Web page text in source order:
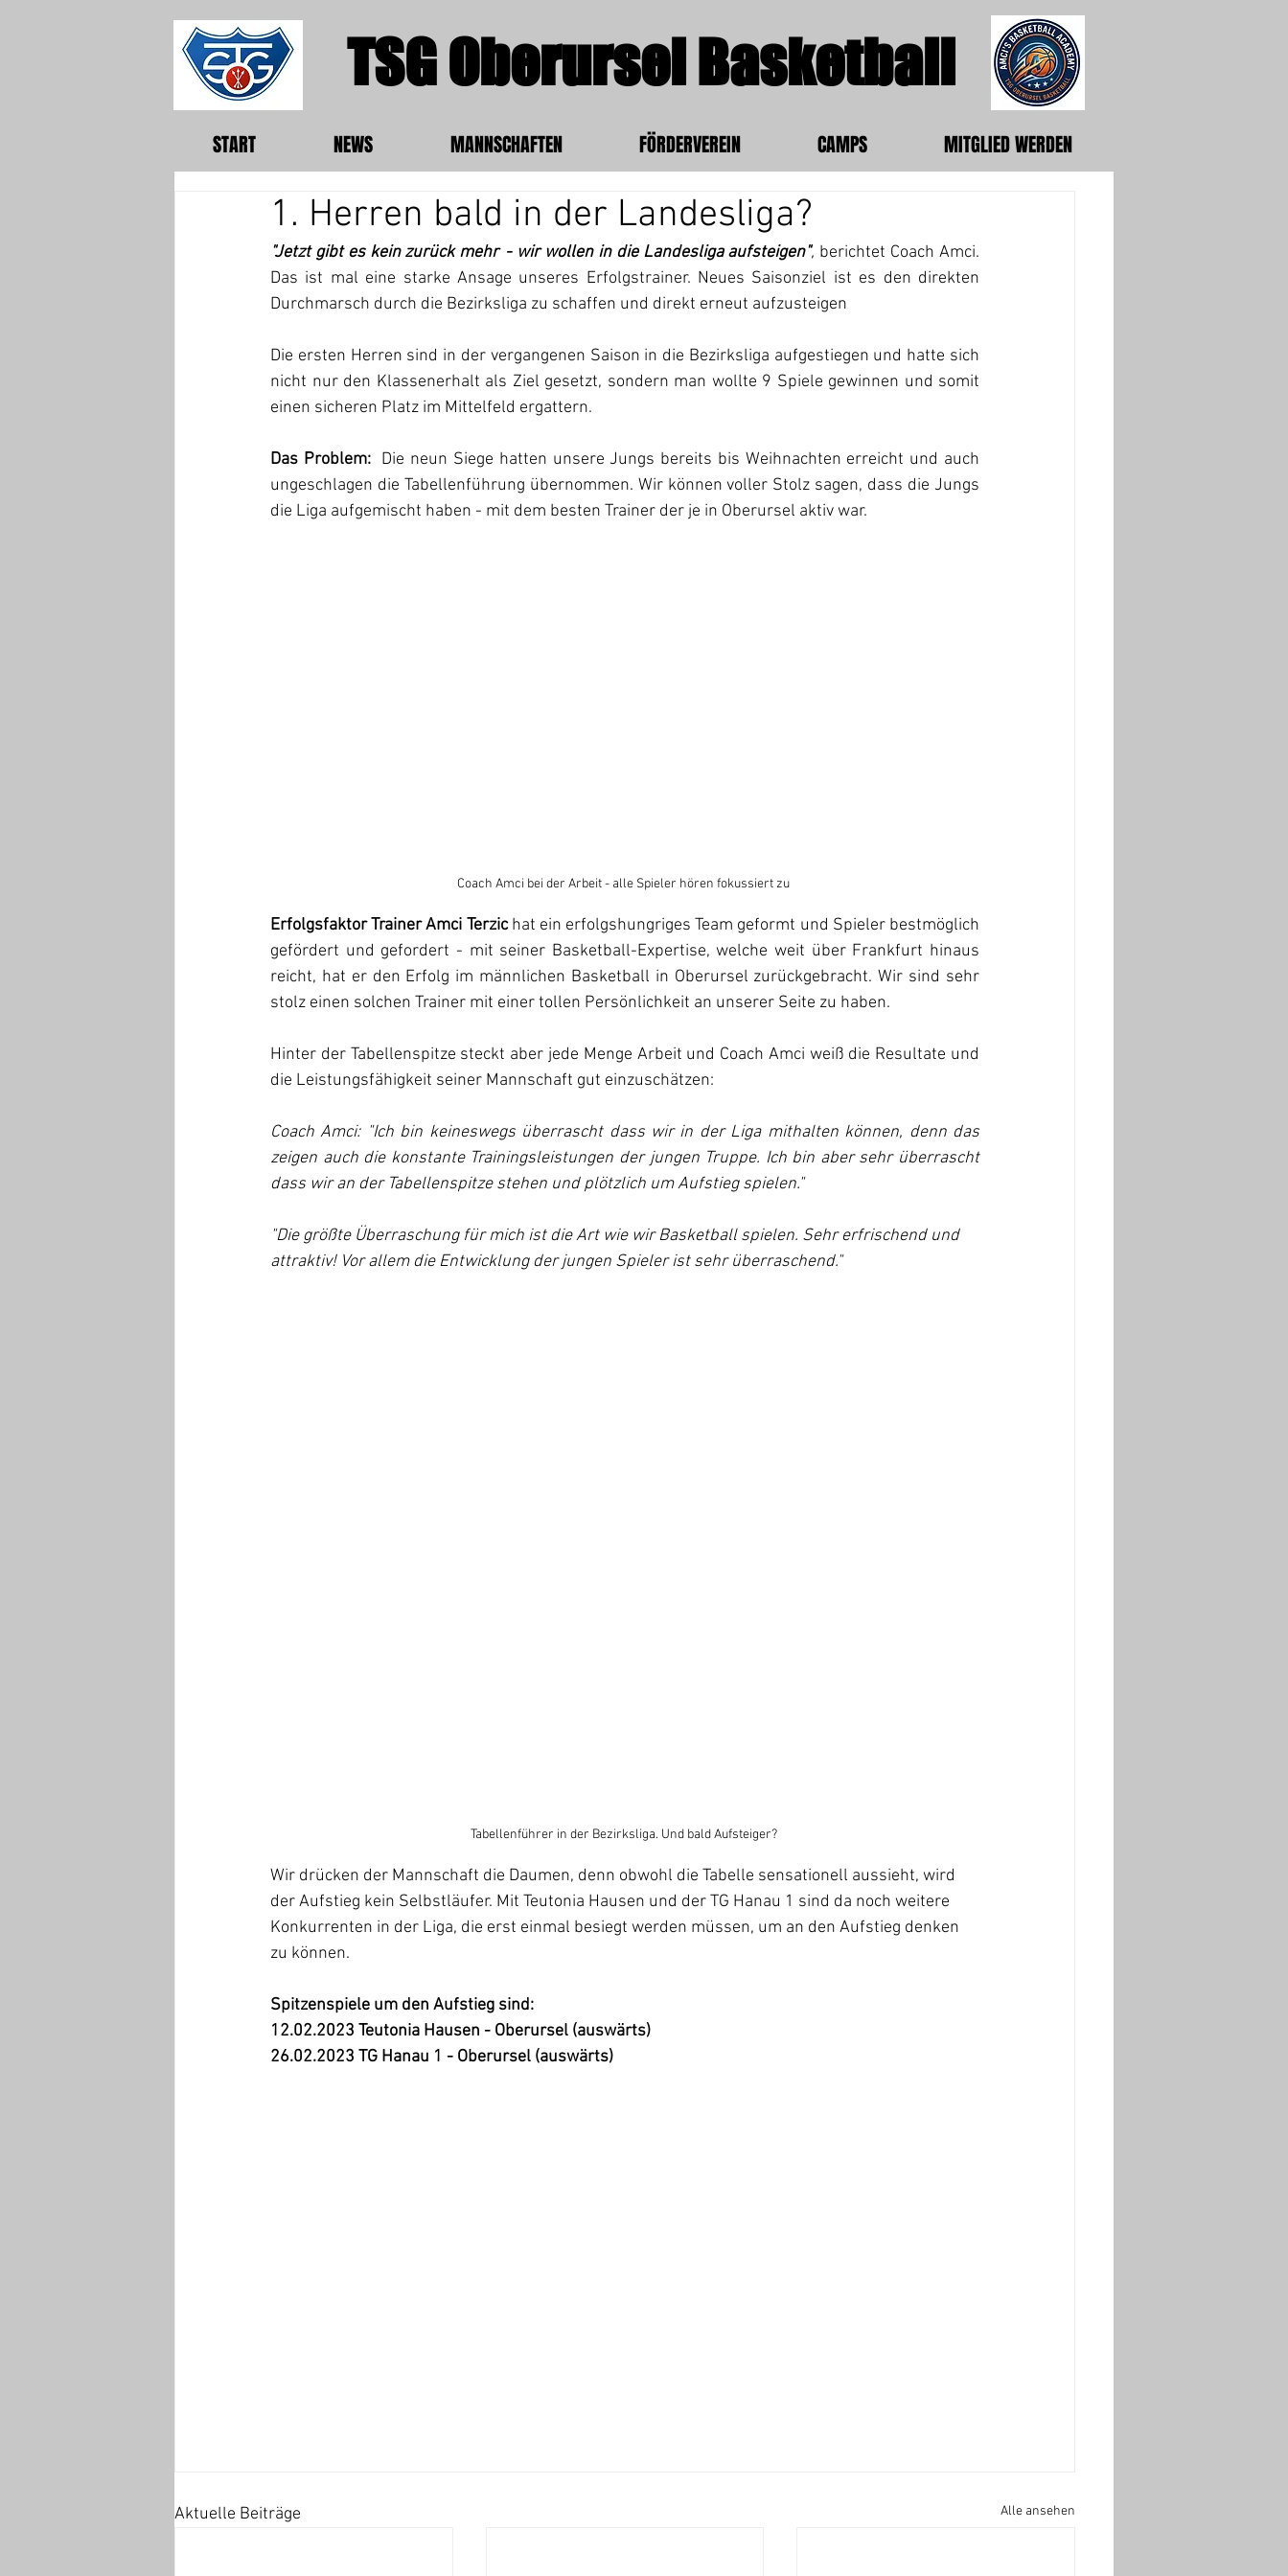
TSG Oberursel Basketball
START NEWS MANNSCHAFTEN FÖRDERVEREIN CAMPS MITGLIED WERDEN
1. Herren bald in der Landesliga?
"Jetzt gibt es kein zurück mehr	- wir wollen in die Landesliga aufsteigen", berichtet Coach Amci.
Das ist mal eine starke Ansage unseres Erfolgstrainer. Neues Saisonziel ist es den direkten
Durchmarsch durch die Bezirksliga zu schaffen und direkt erneut aufzusteigen
Die ersten Herren sind in der vergangenen Saison in die Bezirksliga aufgestiegen und hatte sich
nicht nur den Klassenerhalt als Ziel gesetzt, sondern man wollte 9 Spiele gewinnen und somit
einen sicheren Platz im Mittelfeld ergattern.
Das Problem: Die neun Siege hatten unsere Jungs bereits bis Weihnachten erreicht und auch
ungeschlagen die Tabellenführung übernommen. Wir können voller Stolz sagen, dass die Jungs
die Liga aufgemischt haben - mit dem besten Trainer der je in Oberursel aktiv war.
Coach Amci bei der Arbeit - alle Spieler hören fokussiert zu
Erfolgsfaktor Trainer Amci Terzic hat ein erfolgshungriges Team geformt und Spieler bestmöglich
gefördert und gefordert - mit seiner Basketball-Expertise, welche weit über Frankfurt hinaus
reicht, hat er den Erfolg im männlichen Basketball in Oberursel zurückgebracht. Wir sind sehr
stolz einen solchen Trainer mit einer tollen Persönlichkeit an unserer Seite zu haben.
Hinter der Tabellenspitze steckt aber jede Menge Arbeit und Coach Amci weiß die Resultate und
die Leistungsfähigkeit seiner Mannschaft gut einzuschätzen:
Coach Amci: "Ich bin keineswegs überrascht dass wir in der Liga mithalten können, denn das
zeigen auch die konstante Trainingsleistungen der jungen Truppe. Ich bin aber sehr überrascht
dass wir an der Tabellenspitze stehen und plötzlich um Aufstieg spielen."
"Die größte Überraschung für mich ist die Art wie wir Basketball spielen. Sehr erfrischend und
attraktiv! Vor allem die Entwicklung der jungen Spieler ist sehr überraschend."
Tabellenführer in der Bezirksliga. Und bald Aufsteiger?
Wir drücken der Mannschaft die Daumen, denn obwohl die Tabelle sensationell aussieht, wird
der Aufstieg kein Selbstläufer. Mit Teutonia Hausen und der TG Hanau 1 sind da noch weitere
Konkurrenten in der Liga, die erst einmal besiegt werden müssen, um an den Aufstieg denken
zu können.
Spitzenspiele um den Aufstieg sind:
12.02.2023 Teutonia Hausen - Oberursel (auswärts)
26.02.2023 TG Hanau 1 - Oberursel (auswärts)
Aktuelle Beiträge Alle ansehen